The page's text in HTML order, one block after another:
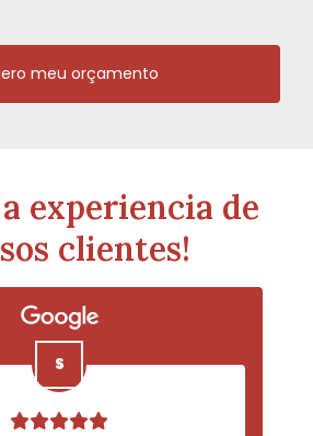
meu orçamento
experiencia de
clientes!